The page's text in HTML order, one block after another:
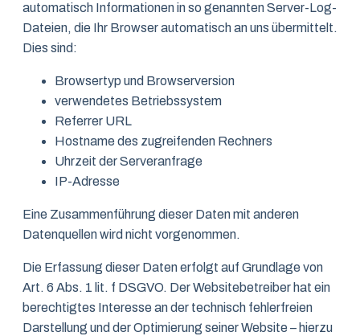
automatisch Informationen in so genannten Server-Log-
Dateien, die Ihr Browser automatisch an uns übermittelt.
Dies sind:
Browsertyp und Browserversion
verwendetes Betriebssystem
Referrer URL
Hostname des zugreifenden Rechners
Uhrzeit der Serveranfrage
IP-Adresse
Eine Zusammenführung dieser Daten mit anderen
Datenquellen wird nicht vorgenommen.
Die Erfassung dieser Daten erfolgt auf Grundlage von
Art. 6 Abs. 1 lit. f DSGVO. Der Websitebetreiber hat ein
berechtigtes Interesse an der technisch fehlerfreien
Darstellung und der Optimierung seiner Website – hierzu